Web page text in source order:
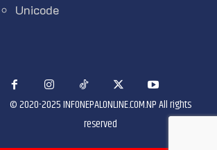
Unicode
© 2020-2025 INFONEPALONLINE.COM.NP All rights
reserved